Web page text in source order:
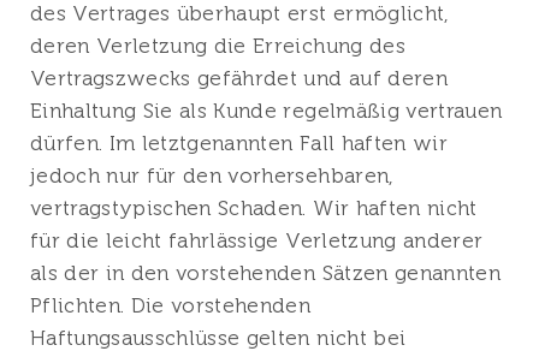
des Vertrages überhaupt erst ermöglicht,
deren Verletzung die Erreichung des
Vertragszwecks gefährdet und auf deren
Einhaltung Sie als Kunde regelmäßig vertrauen
dürfen. Im letztgenannten Fall haften wir
jedoch nur für den vorhersehbaren,
vertragstypischen Schaden. Wir haften nicht
für die leicht fahrlässige Verletzung anderer
als der in den vorstehenden Sätzen genannten
Pflichten. Die vorstehenden
Haftungsausschlüsse gelten nicht bei